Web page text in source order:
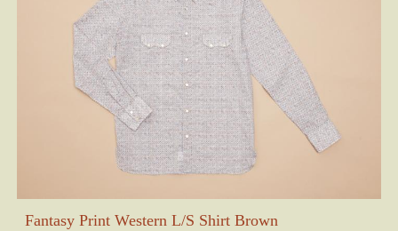
Fantasy Print Western L/S Shirt Brown